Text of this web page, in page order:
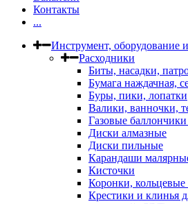
Контакты
...
Инструмент, оборудование
Расходники
Биты, насадки,
Бумага наждачная,
Буры, пики, лопатки
Валики, ванночки,
Газовые
Диски алмазные
Диски пильные
Карандаши
Кисточки
Коронки,
Крестики и клинья